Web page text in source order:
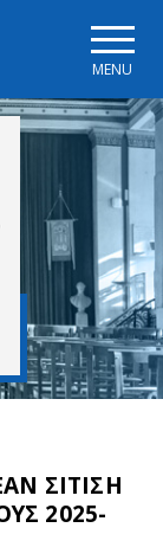
MENU
ΣΙΤΙΣΗ
2025-